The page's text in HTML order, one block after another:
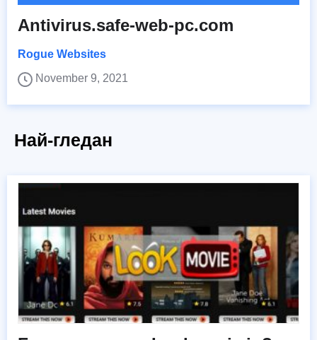
Antivirus.safe-web-pc.com
Rogue Websites
November 9, 2021
Най-гледан